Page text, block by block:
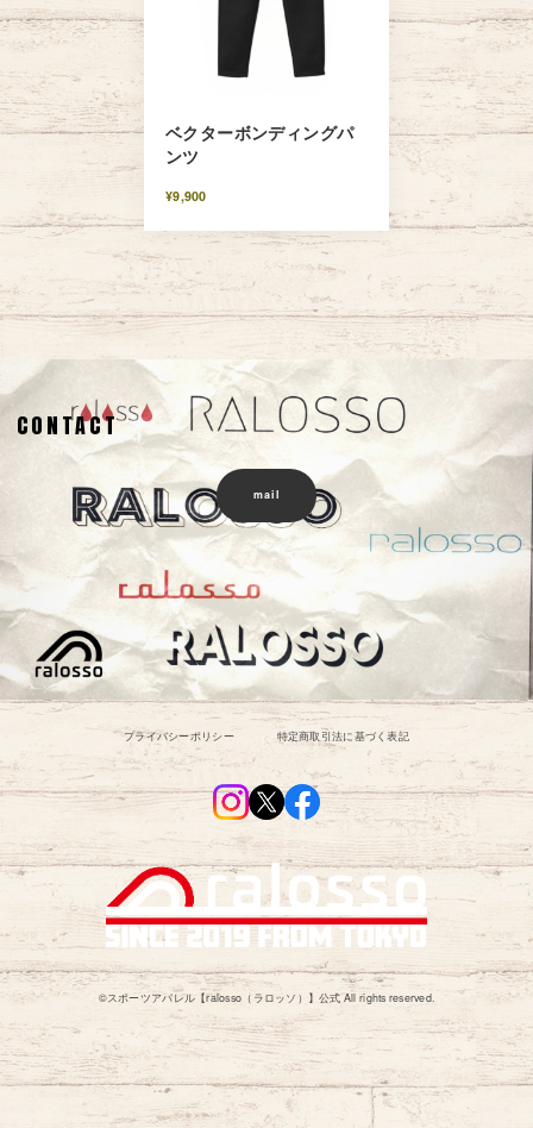
ベクターボンディングパ
ンツ
¥9,900
CONTACT
mail
プライバシーポリシー 特定商取引法に基づく表記
©︎スポーツアパレル【ralosso（ラロッソ）】公式 All rights reserved.